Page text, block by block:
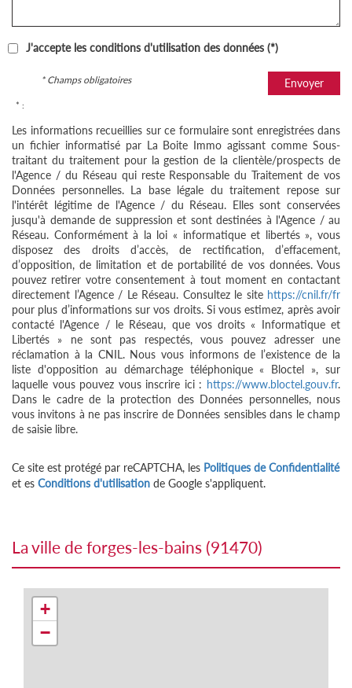
J'accepte les conditions d'utilisation des données (*)
Envoyer
* Champs obligatoires
* :
Les informations recueillies sur ce formulaire sont enregistrées dans
un fichier informatisé par La Boite Immo agissant comme Sous-
traitant du traitement pour la gestion de la clientèle/prospects de
l'Agence / du Réseau qui reste Responsable du Traitement de vos
Données personnelles. La base légale du traitement repose sur
l'intérêt légitime de l'Agence / du Réseau. Elles sont conservées
jusqu'à demande de suppression et sont destinées à l'Agence / au
Réseau. Conformément à la loi « informatique et libertés », vous
disposez des droits d’accès, de rectification, d’effacement,
d’opposition, de limitation et de portabilité de vos données. Vous
pouvez retirer votre consentement à tout moment en contactant
directement l’Agence / Le Réseau. Consultez le site https://cnil.fr/fr
pour plus d’informations sur vos droits. Si vous estimez, après avoir
contacté l'Agence / le Réseau, que vos droits « Informatique et
Libertés » ne sont pas respectés, vous pouvez adresser une
réclamation à la CNIL. Nous vous informons de l’existence de la
liste d'opposition au démarchage téléphonique « Bloctel », sur
laquelle vous pouvez vous inscrire ici : https://www.bloctel.gouv.fr.
Dans le cadre de la protection des Données personnelles, nous
vous invitons à ne pas inscrire de Données sensibles dans le champ
de saisie libre.
Ce site est protégé par reCAPTCHA, les Politiques de Confidentialité
et es Conditions d'utilisation de Google s'appliquent.
la ville de forges-les-bains (91470)
+
−